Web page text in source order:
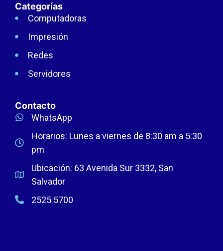
Categorías
Computadoras
Impresión
Redes
Servidores
Contacto
WhatsApp
Horarios: Lunes a viernes de 8:30 am a 5:30
pm
Ubicación: 63 Avenida Sur 3332, San
Salvador
2525 5700